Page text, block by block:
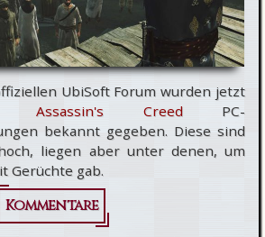
UbiSoft Forum wurden jetzt
Assassin's CreedPC-
bekannt gegeben. Diese sind
liegen aber unter denen, um
Gerüchte gab.
Assassin's Creed: Die
Kommentare